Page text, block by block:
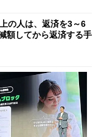
の人は、返済を3～6
額してから返済する手